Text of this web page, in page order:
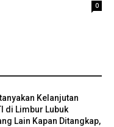
0
Kelanjutan
di Limbur Lubuk
Lain Kapan Ditangkap,